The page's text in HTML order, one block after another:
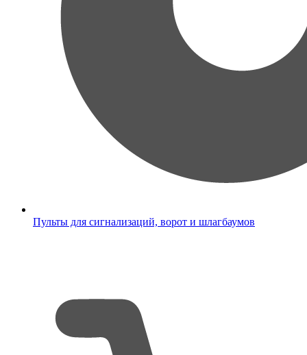
Пульты для сигнализаций, ворот и шлагбаумов